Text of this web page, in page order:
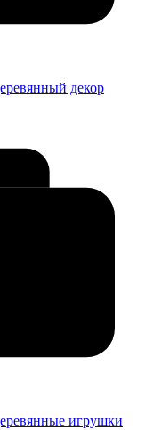
декор
игрушки